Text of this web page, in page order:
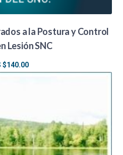
a la Postura y Control
Lesión SNC
$140.00